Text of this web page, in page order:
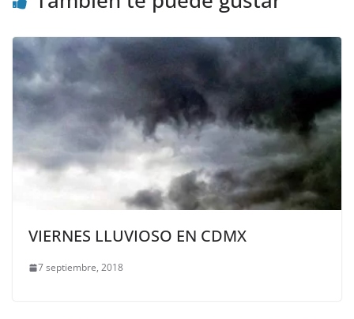
VIERNES LLUVIOSO EN CDMX
7 septiembre, 2018